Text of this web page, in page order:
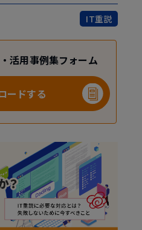
IT重説
活用事例集フォーム
ードする